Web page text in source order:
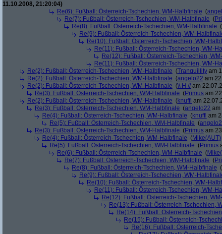
11.10.2008, 21:20:04)
Re(6): Fußball: Österreich-Tschechien, WM-Halbfinale (
Re(7): Fußball: Österreich-Tschechien, WM-Halbfinale (
Re(8): Fußball: Österreich-Tschechien, WM-Halbfinale (
Re(9): Fußball: Österreich-Tschechien, WM-
Re(10): Fußball: Österreich-Tschechien, WM-
Re(11): Fußball: Österreich-Tschechien, WM-
Re(12): Fußball: Österreich-Tschechien,
Re(11): Fußball: Österreich-Tschechien, WM-
Re(2): Fußball: Österreich-Tschechien, WM-Halbfinale (Tranquillity am
Re(2): Fußball: Österreich-Tschechien, WM-Halbfinale (angelo22 am
Re(2): Fußball: Österreich-Tschechien, WM-Halbfinale (\\ H // am
Re(3): Fußball: Österreich-Tschechien, WM-Halbfinale (Primus am
Re(2): Fußball: Österreich-Tschechien, WM-Halbfinale (knuffl am
Re(3): Fußball: Österreich-Tschechien, WM-Halbfinale (angelo22 am
Re(4): Fußball: Österreich-Tschechien, WM-Halbfinale (knuffl am
Re(5): Fußball: Österreich-Tschechien, WM-Halbfinale (
Re(3): Fußball: Österreich-Tschechien, WM-Halbfinale (Primus am
Re(4): Fußball: Österreich-Tschechien, WM-Halbfinale (Mike(AUT)
Re(5): Fußball: Österreich-Tschechien, WM-Halbfinale (Primus
Re(6): Fußball: Österreich-Tschechien, WM-Halbfinale (
Re(7): Fußball: Österreich-Tschechien, WM-Halbfinale (
Re(8): Fußball: Österreich-Tschechien, WM-Halbfinale (
Re(9): Fußball: Österreich-Tschechien, WM-
Re(10): Fußball: Österreich-Tschechien, WM-
Re(11): Fußball: Österreich-Tschechien, WM-
Re(12): Fußball: Österreich-Tschechien,
Re(13): Fußball: Österreich-Tschechien,
Re(14): Fußball: Österreich-
Re(15): Fußball: Österreich-
Re(16): Fußball: Österreich-